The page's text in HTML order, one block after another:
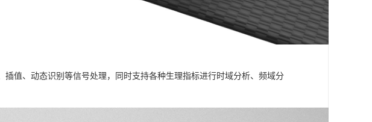
值、动态识别等信号处理，同时支持各种生理指标进行时域分析、频域分